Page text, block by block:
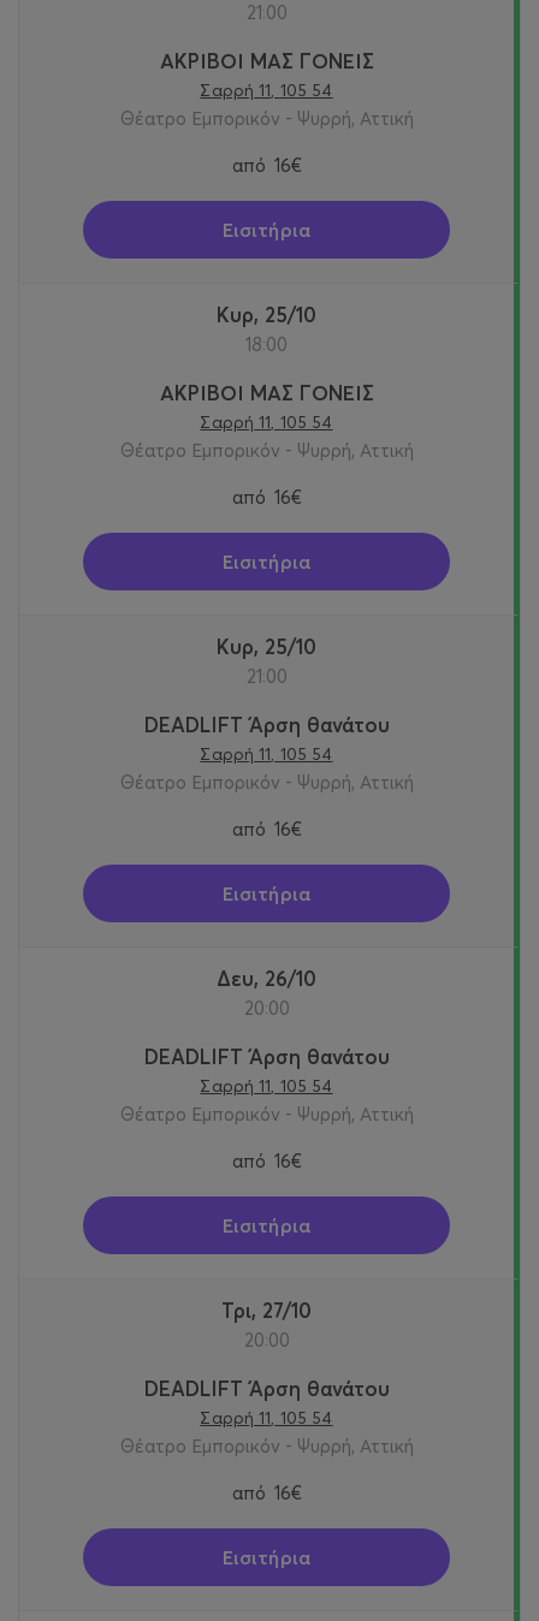
21:00
ΑΚΡΙΒΟΙ ΜΑΣ ΓΟΝΕΙΣ
Σαρρή 11, 105 54
Θέατρο Εμπορικόν - Ψυρρή, Αττική
από 16€
Εισιτήρια
Κυρ, 25/10
18:00
ΑΚΡΙΒΟΙ ΜΑΣ ΓΟΝΕΙΣ
Σαρρή 11, 105 54
Θέατρο Εμπορικόν - Ψυρρή, Αττική
από 16€
Εισιτήρια
Κυρ, 25/10
21:00
DEADLIFT Άρση θανάτου
Σαρρή 11, 105 54
Θέατρο Εμπορικόν - Ψυρρή, Αττική
από 16€
Εισιτήρια
Δευ, 26/10
20:00
DEADLIFT Άρση θανάτου
Σαρρή 11, 105 54
Θέατρο Εμπορικόν - Ψυρρή, Αττική
από 16€
Εισιτήρια
Τρι, 27/10
20:00
DEADLIFT Άρση θανάτου
Σαρρή 11, 105 54
Θέατρο Εμπορικόν - Ψυρρή, Αττική
από 16€
Εισιτήρια